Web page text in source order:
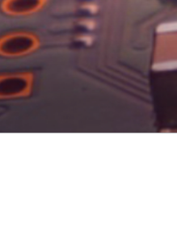
Aller
au
contenu
principal